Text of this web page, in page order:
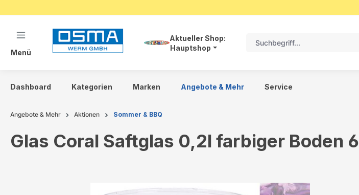
Menü
Aktueller Shop:
Hauptshop
Dashboard Kategorien Marken Angebote & Mehr Service
Angebote & Mehr Aktionen Sommer & BBQ
Glas Coral Saftglas 0,2l farbiger Boden